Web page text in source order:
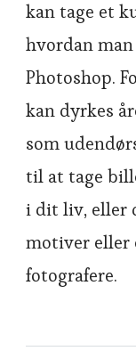
kan tage et
hvordan
Photoshop.
kan dyrkes
som
til at tage
i dit liv, eller
motiver eller
fotografere.